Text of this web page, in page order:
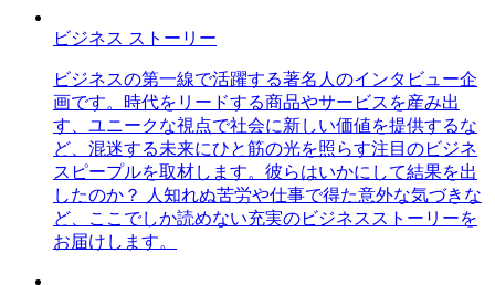
ビジネス ストーリー
ビジネスの第一線で活躍する著名人のインタビュー企
画です。時代をリードする商品やサービスを産み出
す、ユニークな視点で社会に新しい価値を提供するな
ど、混迷する未来にひと筋の光を照らす注目のビジネ
スピープルを取材します。彼らはいかにして結果を出
したのか？ 人知れぬ苦労や仕事で得た意外な気づきな
ど、ここでしか読めない充実のビジネスストーリーを
お届けします。